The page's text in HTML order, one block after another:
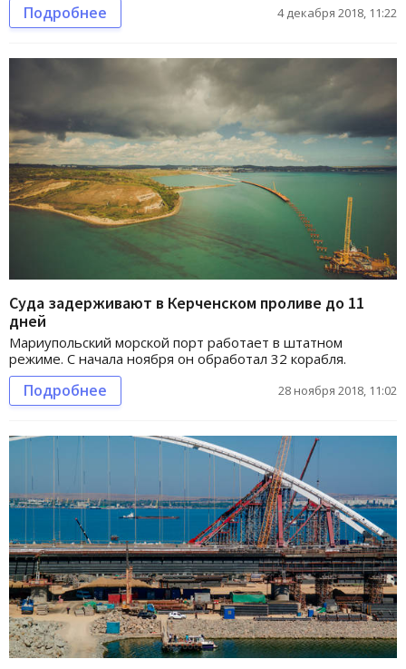
Подробнее 4 декабря 2018, 11:22
Суда задерживают в Керченском проливе до 11
дней
Мариупольский морской порт работает в штатном
режиме. С начала ноября он обработал 32 корабля.
Подробнее 28 ноября 2018, 11:02